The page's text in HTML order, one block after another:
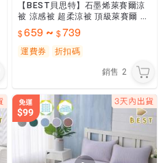
【BEST貝思特】石墨烯萊賽爾涼
被 涼感被 超柔涼被 頂級萊賽爾 四
季被 空調被 冷氣被 台灣製造
659~ 739
運費券 折扣碼
銷售 2